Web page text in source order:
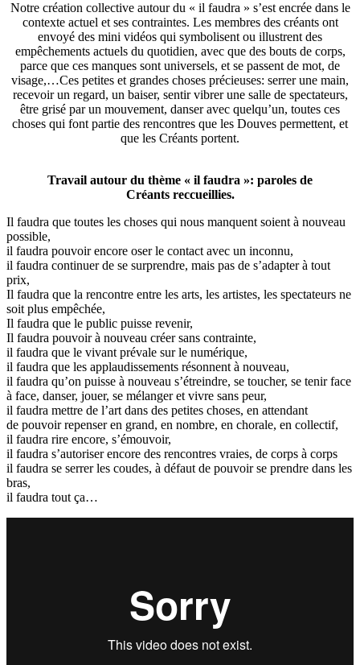
Notre création collective autour du « il faudra » s’est encrée dans le
contexte actuel et ses contraintes. Les membres des créants ont
envoyé des mini vidéos qui symbolisent ou illustrent des
empêchements actuels du quotidien, avec que des bouts de corps,
parce que ces manques sont universels, et se passent de mot, de
visage,…Ces petites et grandes choses précieuses: serrer une main,
recevoir un regard, un baiser, sentir vibrer une salle de spectateurs,
être grisé par un mouvement, danser avec quelqu’un, toutes ces
choses qui font partie des rencontres que les Douves permettent, et
que les Créants portent.
Travail autour du thème « il faudra »: paroles de
Créants reccueillies.
Il faudra que toutes les choses qui nous manquent soient à nouveau
possible,
il faudra pouvoir encore oser le contact avec un inconnu,
il faudra continuer de se surprendre, mais pas de s’adapter à tout
prix,
Il faudra que la rencontre entre les arts, les artistes, les spectateurs ne
soit plus empêchée,
Il faudra que le public puisse revenir,
Il faudra pouvoir à nouveau créer sans contrainte,
il faudra que le vivant prévale sur le numérique,
il faudra que les applaudissements résonnent à nouveau,
il faudra qu’on puisse à nouveau s’étreindre, se toucher, se tenir face
à face, danser, jouer, se mélanger et vivre sans peur,
il faudra mettre de l’art dans des petites choses, en attendant
de pouvoir repenser en grand, en nombre, en chorale, en collectif,
il faudra rire encore, s’émouvoir,
il faudra s’autoriser encore des rencontres vraies, de corps à corps
il faudra se serrer les coudes, à défaut de pouvoir se prendre dans les
bras,
il faudra tout ça…